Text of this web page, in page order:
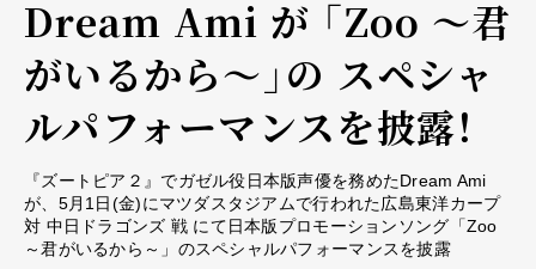
Dream Ami が 「Zoo ～君
がいるから～」の スペシャ
ルパフォーマンスを披露！
『ズートピア２』でガゼル役日本版声優を務めたDream Ami
が、5月1日(金)にマツダスタジアムで行われた広島東洋カープ
対 中日ドラゴンズ 戦 にて日本版プロモーションソング「Zoo
～君がいるから～」のスペシャルパフォーマンスを披露